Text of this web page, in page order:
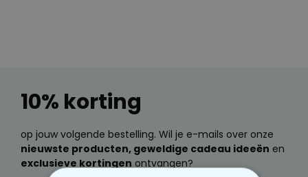
Polaroid-look
Gepersonaliseerde
Geurhanger set van 2
13.900keer
gekocht
19,99 €
Personaliseerbaar
10% korting
op jouw volgende bestelling. Wil je e-mails over onze
nieuwste producten, geweldige cadeau ideeën en
exclusieve kortingen ontvangen?